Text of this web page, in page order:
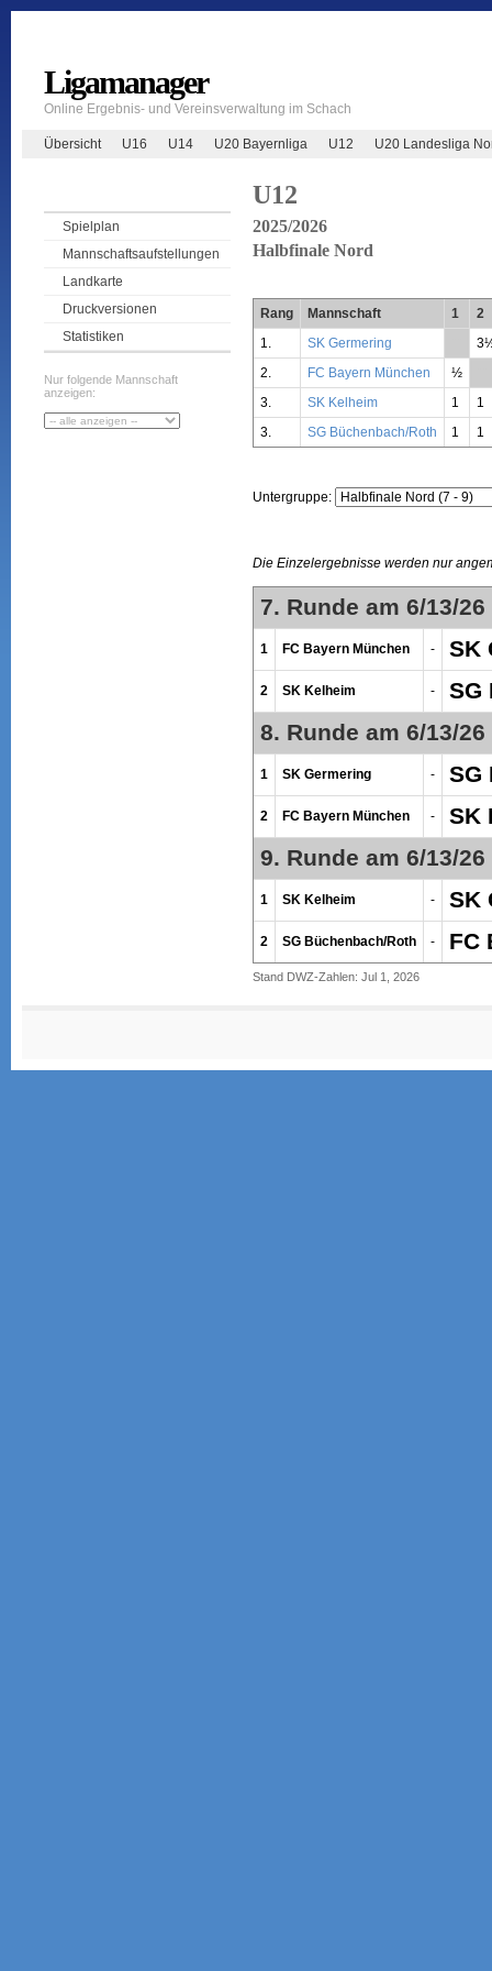
Ligamanager
Online Ergebnis- und Vereinsverwaltung im Schach
Übersicht U16 U14 U20 Bayernliga U12 U20 Landesliga
Spielplan
Mannschaftsaufstellungen
Landkarte
Druckversionen
Statistiken
Nur folgende Mannschaft
anzeigen:
U12
2025/2026
Halbfinale Nord
Rang Mannschaft 1
2
1.
SK Germering
2.
FC Bayern München ½
3.
SK Kelheim 1
1
3.
SG Büchenbach/Roth 1 1
Untergruppe:
Die Einzelergebnisse werden nur
7. Runde am 6/13/26
1 FC Bayern München - SK
2 SK Kelheim -
SG
8. Runde am 6/13/26
1 SK Germering - SG
2 FC Bayern München -
SK
9. Runde am 6/13/26
1 SK Kelheim - SK
2 SG Büchenbach/Roth - FC
Stand DWZ-Zahlen: Jul 1, 2026